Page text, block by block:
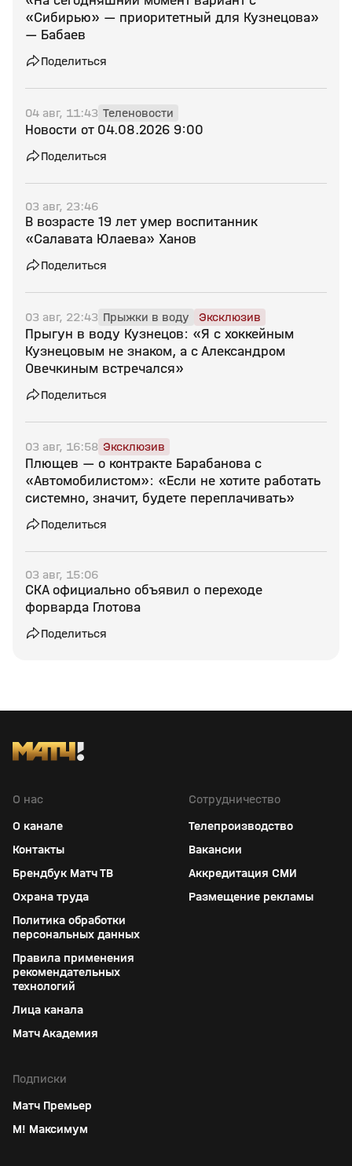
«Сибирью» — приоритетный для Кузнецова»
— Бабаев
Поделиться
04 авг, 11:43 Теленовости
Новости от 04.08.2026 9:00
Поделиться
03 авг, 23:46
В возрасте 19 лет умер воспитанник
«Салавата Юлаева» Ханов
Поделиться
03 авг, 22:43 Прыжки в воду Эксклюзив
Прыгун в воду Кузнецов: «Я с хоккейным
Кузнецовым не знаком, а с Александром
Овечкиным встречался»
Поделиться
03 авг, 16:58 Эксклюзив
Плющев — о контракте Барабанова с
«Автомобилистом»: «Если не хотите работать
системно, значит, будете переплачивать»
Поделиться
03 авг, 15:06
СКА официально объявил о переходе
форварда Глотова
Поделиться
О нас
О канале
Контакты
Брендбук Матч ТВ
Охрана труда
Политика обработки
персональных данных
Правила применения
рекомендательных
технологий
Лица канала
Матч Академия
Сотрудничество
Телепроизводство
Вакансии
Аккредитация СМИ
Размещение рекламы
Подписки
Матч Премьер
М! Максимум